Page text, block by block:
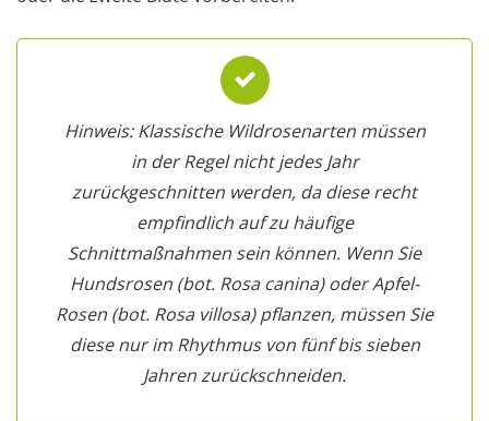
Hinweis: Klassische Wildrosenarten müssen
in der Regel nicht jedes Jahr
zurückgeschnitten werden, da diese recht
empfindlich auf zu häufige
Schnittmaßnahmen sein können. Wenn Sie
Hundsrosen (bot. Rosa canina) oder Apfel-
Rosen (bot. Rosa villosa) pflanzen, müssen Sie
diese nur im Rhythmus von fünf bis sieben
Jahren zurückschneiden.